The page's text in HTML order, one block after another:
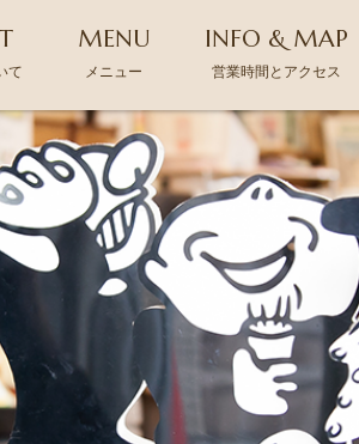
て
MENU
メニュー
INFO & MAP
営業時間とアクセス